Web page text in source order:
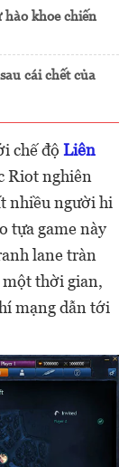
khoe chiến
cái chết của
chế độ Liên
Riot nghiên
nhiều người hi
tựa game này
lane tràn
một thời gian,
mạng dẫn tới